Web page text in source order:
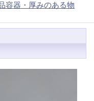
容器・厚みのある物